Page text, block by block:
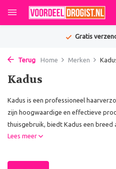
Gratis
Terug Home Merken
Kadus
Kadus is een professioneel
zijn hoogwaardige en effectieve
thuisgebruik, biedt Kadus een breed
Lees meer